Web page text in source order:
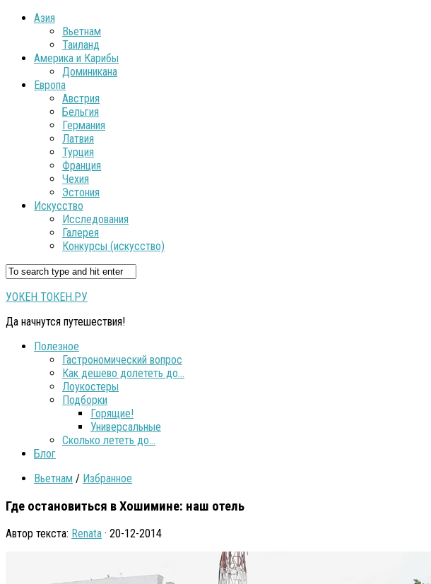
Азия
Вьетнам
Таиланд
Америка и Карибы
Доминикана
Европа
Австрия
Бельгия
Германия
Латвия
Турция
Франция
Чехия
Эстония
Искусство
Исследования
Галерея
Конкурсы (искусство)
УОКЕН ТОКЕН.РУ
Да начнутся путешествия!
Полезное
Гастрономический вопрос
Как дешево долететь до…
Лоукостеры
Подборки
Горящие!
Универсальные
Сколько лететь до…
Блог
Вьетнам / Избранное
Где остановиться в Хошимине: наш отель
Автор текста: Renata · 20-12-2014